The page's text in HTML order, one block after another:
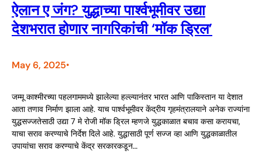
ऐलान ए जंग? युद्धाच्या पार्श्वभूमीवर उद्या
देशभरात होणार नागरिकांची ‘मॉक ड्रिल’
May 6, 2025•
जम्मू काश्मीरच्या पहलगाममध्ये झालेल्या हल्ल्यानंतर भारत आणि पाकिस्तान या देशात
आता तणाव निर्माण झाला आहे. याच पार्श्वभूमीवर केंद्रीय गृहमंत्रालयाने अनेक राज्यांना
युद्धसज्जतेसाठी उद्या 7 मे रोजी मॉक ड्रिल म्हणजे युद्धकाळात बचाव कसा करायचा,
याचा सराव करण्याचे निर्देश दिले आहे. युद्धासाठी पूर्ण सज्ज व्हा आणि युद्धकाळातील
उपायांचा सराव करण्याचे केंद्र सरकारकडून…